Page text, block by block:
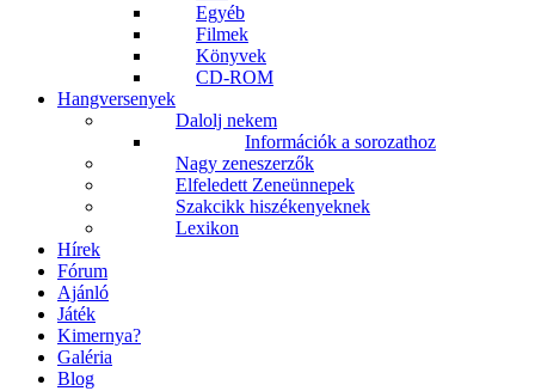
Egyéb
Filmek
Könyvek
CD-ROM
Hangversenyek
Dalolj nekem
Információk a sorozathoz
Nagy zeneszerzők
Elfeledett Zeneünnepek
Szakcikk hiszékenyeknek
Lexikon
Hírek
Fórum
Ajánló
Játék
Kimernya?
Galéria
Blog